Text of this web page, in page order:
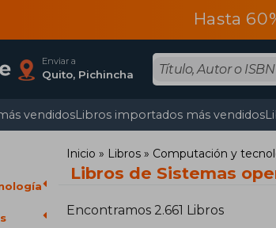
Hasta
Enviar a
Quito, Pichincha
vendidosLibros importados más vendidos
Inicio Libros Computación y
Libros de Sistemas
Encontramos 2.661 Libros